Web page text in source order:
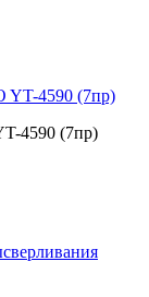
4590 (7пр)